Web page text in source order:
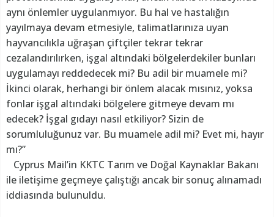
aynı önlemler uygulanmıyor. Bu hal ve hastalığın
yayılmaya devam etmesiyle, talimatlarınıza uyan
hayvancılıkla uğraşan çiftçiler tekrar tekrar
cezalandırılırken, işgal altındaki bölgelerdekiler bunları
uygulamayı reddedecek mi? Bu adil bir muamele mi?
İkinci olarak, herhangi bir önlem alacak mısınız, yoksa
fonlar işgal altındaki bölgelere gitmeye devam mı
edecek? İşgal gıdayı nasıl etkiliyor? Sizin de
sorumluluğunuz var. Bu muamele adil mi? Evet mi, hayır
mı?”
Cyprus Mail’in KKTC Tarım ve Doğal Kaynaklar Bakanı
ile iletişime geçmeye çalıştığı ancak bir sonuç alınamadı
iddiasında bulunuldu.